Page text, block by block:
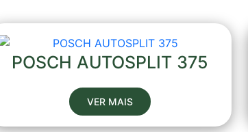
POSCH AUTOSPLIT 375
VER MAIS